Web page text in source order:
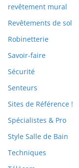
revêtement mural
Revêtements de sol
Robinetterie
Savoir-faire
Sécurité
Senteurs
Sites de Référence !
Spécialistes & Pro
Style Salle de Bain
Techniques